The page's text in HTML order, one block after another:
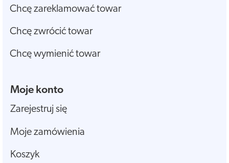
Chcę zareklamować towar
Chcę zwrócić towar
Chcę wymienić towar
Moje konto
Zarejestruj się
Moje zamówienia
Koszyk